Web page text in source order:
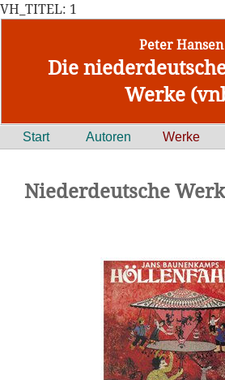
VH_TITEL: 1
Peter Hansen
Die
Werke
Start Autoren Werke
Niederdeutsche